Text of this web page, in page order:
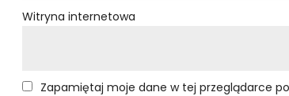
Witryna internetowa
Zapamiętaj moje dane w tej przeglądarce